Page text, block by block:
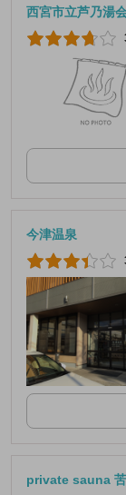
西宮市立芦乃湯
今津温泉
private sauna